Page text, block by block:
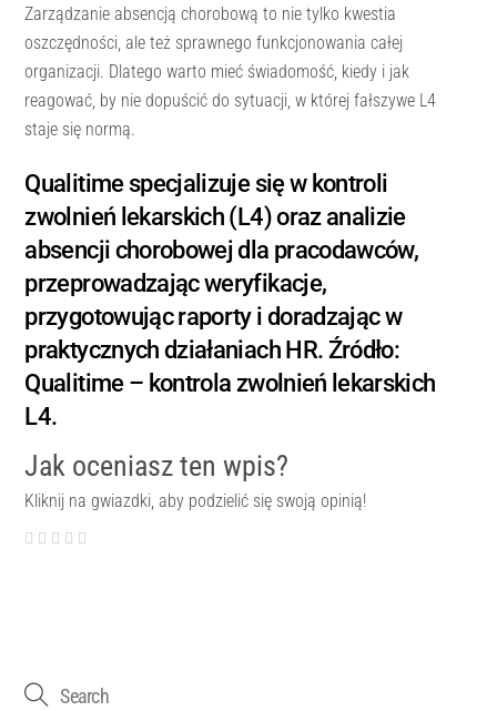
Zarządzanie absencją chorobową to nie tylko kwestia
oszczędności, ale też sprawnego funkcjonowania całej
organizacji. Dlatego warto mieć świadomość, kiedy i jak
reagować, by nie dopuścić do sytuacji, w której fałszywe L4
staje się normą.
Qualitime specjalizuje się w kontroli
zwolnień lekarskich (L4) oraz analizie
absencji chorobowej dla pracodawców,
przeprowadzając weryfikacje,
przygotowując raporty i doradzając w
praktycznych działaniach HR. Źródło:
Qualitime – kontrola zwolnień lekarskich
L4.
Jak oceniasz ten wpis?
Kliknij na gwiazdki, aby podzielić się swoją opinią!